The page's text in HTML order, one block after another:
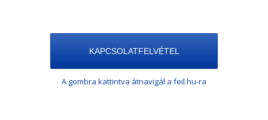
KAPCSOLATFELVÉTEL
A gombra kattintva átnavigál a feil.hu-ra